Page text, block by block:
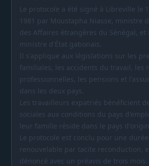
Le protocole a été signé à Libreville le
1981 par Moustapha Niasse, ministre
des Affaires étrangères du Sénégal, et
ministre d'État gabonais.
Il s'applique aux législations sur les
familiales, les accidents du travail, les
professionnelles, les pensions et
dans les deux pays.
Les travailleurs expatriés bénéficient
sociales aux conditions du pays
leur famille réside dans le pays
Le protocole est conclu pour une
renouvelable par tacite reconduction,
dénoncé avec un préavis de trois mois.